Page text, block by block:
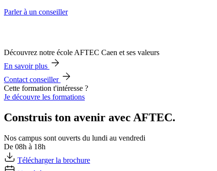
Parler à un conseiller
Découvrez notre école AFTEC Caen et ses valeurs
En savoir plus
Contact conseiller
Cette formation t'intéresse ?
Je découvre les formations
Construis ton avenir avec AFTEC.
Nos campus sont ouverts du lundi au vendredi
De 08h à 18h
Télécharger la brochure